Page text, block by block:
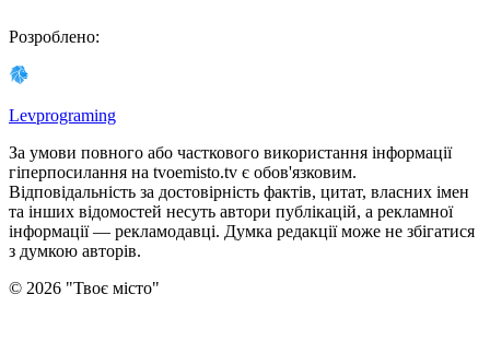
Розроблено:
Levprograming
За умови повного або часткового використання iнформацiї
гіперпосилання на tvoemisto.tv є обов'язковим.
Відповідальність за достовірність фактів, цитат, власних імен
та інших відомостей несуть автори публікацій, а рекламної
інформації — рекламодавці. Думка редакцiї може не збiгатися
з думкою авторiв.
© 2026 "Твоє місто"